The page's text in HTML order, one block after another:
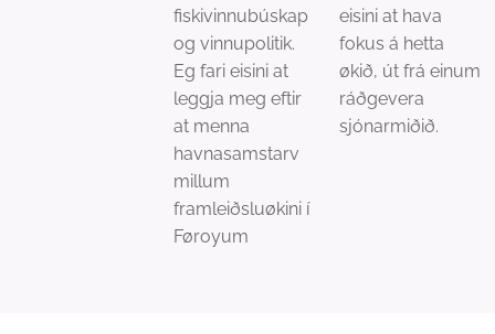
fiskivinnubúskap
og vinnupolitik.
Eg fari eisini at
leggja meg eftir
at menna
havnasamstarv
millum
framleiðsluøkini í
Føroyum
eisini at hava
fokus á hetta
økið, út frá einum
ráðgevera
sjónarmiðið.